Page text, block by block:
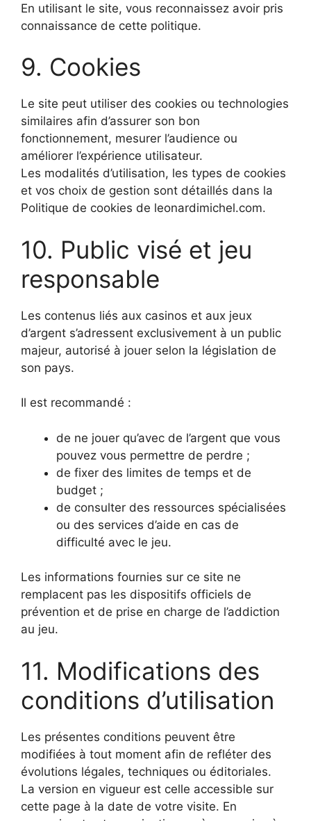
En utilisant le site, vous reconnaissez avoir pris
connaissance de cette politique.
9. Cookies
Le site peut utiliser des cookies ou technologies
similaires afin d’assurer son bon
fonctionnement, mesurer l’audience ou
améliorer l’expérience utilisateur.
Les modalités d’utilisation, les types de cookies
et vos choix de gestion sont détaillés dans la
Politique de cookies de leonardimichel.com.
10. Public visé et jeu
responsable
Les contenus liés aux casinos et aux jeux
d’argent s’adressent exclusivement à un public
majeur, autorisé à jouer selon la législation de
son pays.
Il est recommandé :
de ne jouer qu’avec de l’argent que vous
pouvez vous permettre de perdre ;
de fixer des limites de temps et de
budget ;
de consulter des ressources spécialisées
ou des services d’aide en cas de
difficulté avec le jeu.
Les informations fournies sur ce site ne
remplacent pas les dispositifs officiels de
prévention et de prise en charge de l’addiction
au jeu.
11. Modifications des
conditions d’utilisation
Les présentes conditions peuvent être
modifiées à tout moment afin de refléter des
évolutions légales, techniques ou éditoriales.
La version en vigueur est celle accessible sur
cette page à la date de votre visite. En